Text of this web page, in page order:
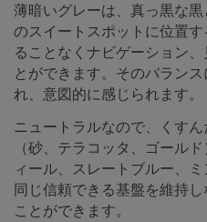
薄暗いグレーは、真っ黒な
のスイートスポットに位置
ることなくナビゲーション
とができます。そのバラン
れ、意図的に感じられます。
ニュートラルなので、くす
（砂、テラコッタ、ゴール
ィール、スレートブルー、
同じ信頼できる基盤を維持
ことができます。